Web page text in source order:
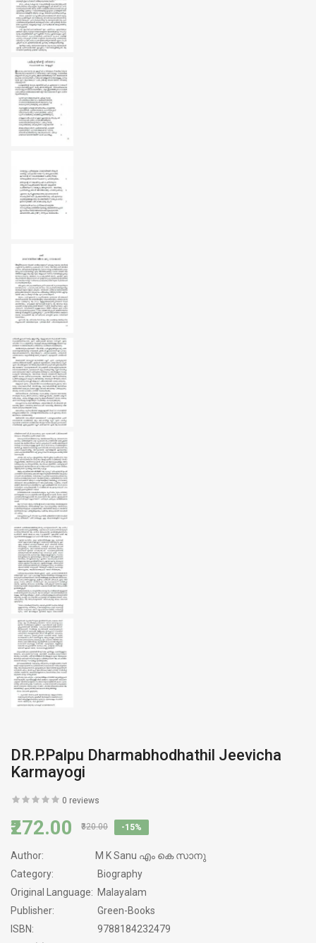
DR.P.Palpu Dharmabhodhathil Jeevicha
Karmayogi
0 reviews
₹272.00 ₹320.00 -15%
Author:
M K Sanu എം കെ സാനു
Category:
Biography
Original Language: Malayalam
Publisher:
Green-Books
ISBN:
9788184232479